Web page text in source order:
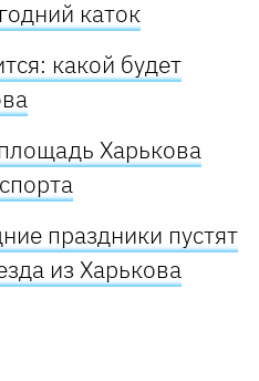
каток
какой будет
Харькова
праздники пустят
из Харькова